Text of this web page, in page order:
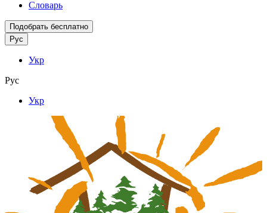
Словарь
Подобрать бесплатно
Рус
Укр
Рус
Укр